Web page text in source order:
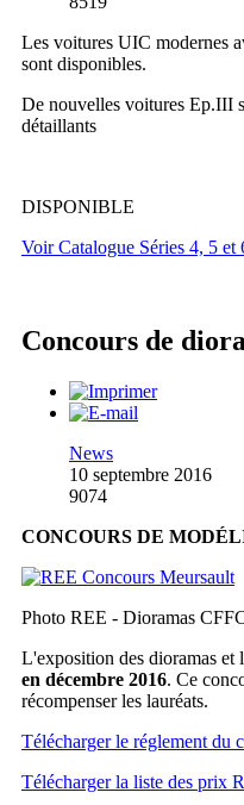
Les voitures UIC modernes
sont disponibles.
De nouvelles voitures Ep.III
détaillants
DISPONIBLE
Voir Catalogue Séries 4, 5 et
Concours de
News
10 septembre 2016
9074
CONCOURS DE
Photo REE - Dioramas
L'exposition des dioramas et
en décembre 2016. Ce
récompenser les lauréats.
Télécharger le réglement du
Télécharger la liste des prix